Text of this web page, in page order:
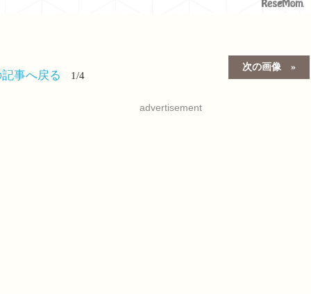
次の画像
事へ戻る 1/4
advertisement